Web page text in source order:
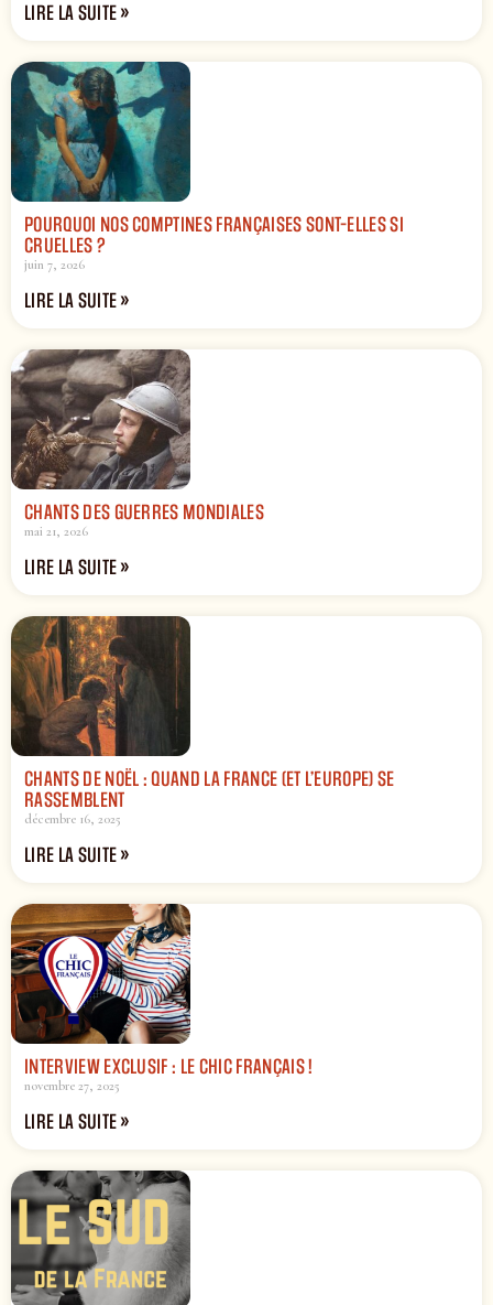
LIRE LA SUITE »
POURQUOI NOS COMPTINES FRANÇAISES SONT-ELLES SI
CRUELLES ?
juin 7, 2026
LIRE LA SUITE »
CHANTS DES GUERRES MONDIALES
mai 21, 2026
LIRE LA SUITE »
CHANTS DE NOËL : QUAND LA FRANCE (ET L’EUROPE) SE
RASSEMBLENT
décembre 16, 2025
LIRE LA SUITE »
INTERVIEW EXCLUSIF : LE CHIC FRANÇAIS !
novembre 27, 2025
LIRE LA SUITE »